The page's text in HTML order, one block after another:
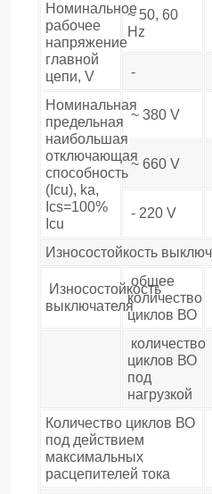
Номинальное
рабочее
напряжение
главной
цепи, V
~ 50, 60
Hz
-
Номинальная
предельная
наибольшая
отключающая
способность
(Icu), ka,
Ics=100%
Icu
~ 380 V
~ 660 V
- 220 V
Износостойкость
Износостойкость
выключателя
общее
количество
циклов ВО
количество
циклов ВО
под
нагрузкой
Количество циклов ВО
под действием
максимальных
расцепителей тока